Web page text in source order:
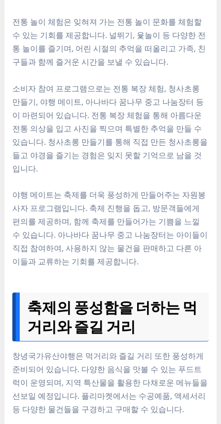
전통 놀이 체험은 잊혀져 가는 전통 놀이 문화를 체험할
수 있는 기회를 제공합니다. 널뛰기, 윷놀이 등 다양한 전
통 놀이를 즐기며, 어린 시절의 추억을 떠올리고 가족, 친
구들과 함께 즐거운 시간을 보낼 수 있습니다.
소비자 참여 프로그램으로는 전통 복장 체험, 청사초롱
만들기, 야행 메이트, 아나바다 꿈나무 중고 나눔장터 등
이 마련되어 있습니다. 전통 복장 체험을 통해 아름다운
전통 의상을 입고 사진을 찍으며 특별한 추억을 만들 수
있습니다. 청사초롱 만들기를 통해 직접 만든 청사초롱을
들고 야경을 즐기는 경험은 잊지 못할 기억으로 남을 것
입니다.
야행 메이트는 축제를 더욱 풍성하게 만들어주는 자원봉
사자 프로그램입니다. 축제 진행을 돕고, 방문객들에게
편의를 제공하며, 함께 축제를 만들어가는 기쁨을 느낄
수 있습니다. 아나바다 꿈나무 중고 나눔장터는 아이들이
직접 참여하여, 사용하지 않는 물건을 판매하고 다른 아
이들과 교류하는 기회를 제공합니다.
축제의 풍성함을 더하는 먹
거리와 즐길 거리
창녕국가유산야행은 먹거리와 즐길 거리 또한 풍성하게
준비되어 있습니다. 다양한 음식을 맛볼 수 있는 푸드트
럭이 운영되며, 지역 특산물을 활용한 다채로운 메뉴들을
선보일 예정입니다. 플리마켓에서는 수공예품, 액세서리
등 다양한 물건들을 구경하고 구매할 수 있습니다.